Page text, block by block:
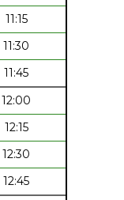
11:15
11:30
11:45
12:00
12:15
12:30
12:45